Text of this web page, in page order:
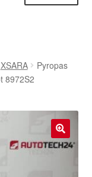
XSARA
Pyropas
8972S2
🔍